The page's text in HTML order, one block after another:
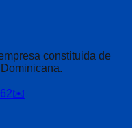
constituida de
✉️